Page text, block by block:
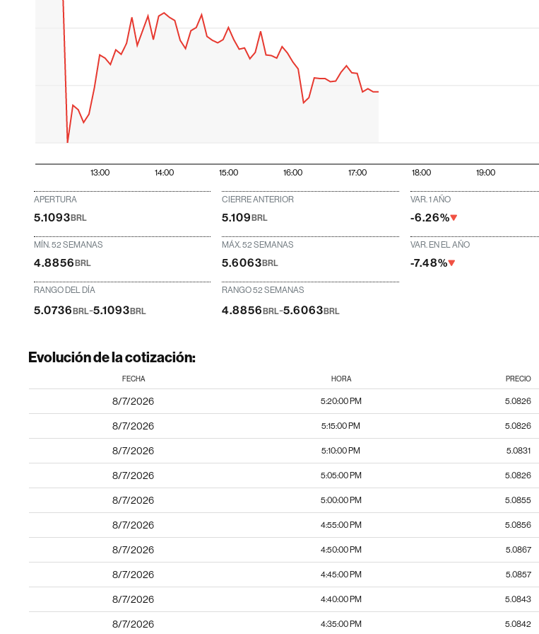
13:00 14:00 15:00 16:00 17:00 18:00 19:00
APERTURA
5.1093BRL
CIERRE ANTERIOR
5.109BRL
VAR. 1 AÑO
-6.26%
MÍN. 52 SEMANAS
4.8856BRL
MÁX. 52 SEMANAS
5.6063BRL
VAR. EN EL AÑO
-7.48%
RANGO DEL DÍA
5.0736BRL-5.1093BRL
RANGO 52 SEMANAS
4.8856BRL-5.6063BRL
Evolución de la cotización:
FECHA HORA PRECIO
8/7/2026 5:20:00 PM 5.0826
8/7/2026 5:15:00 PM 5.0826
8/7/2026 5:10:00 PM 5.0831
8/7/2026 5:05:00 PM 5.0826
8/7/2026 5:00:00 PM 5.0855
8/7/2026 4:55:00 PM 5.0856
8/7/2026 4:50:00 PM 5.0867
8/7/2026 4:45:00 PM 5.0857
8/7/2026 4:40:00 PM 5.0843
8/7/2026 4:35:00 PM 5.0842